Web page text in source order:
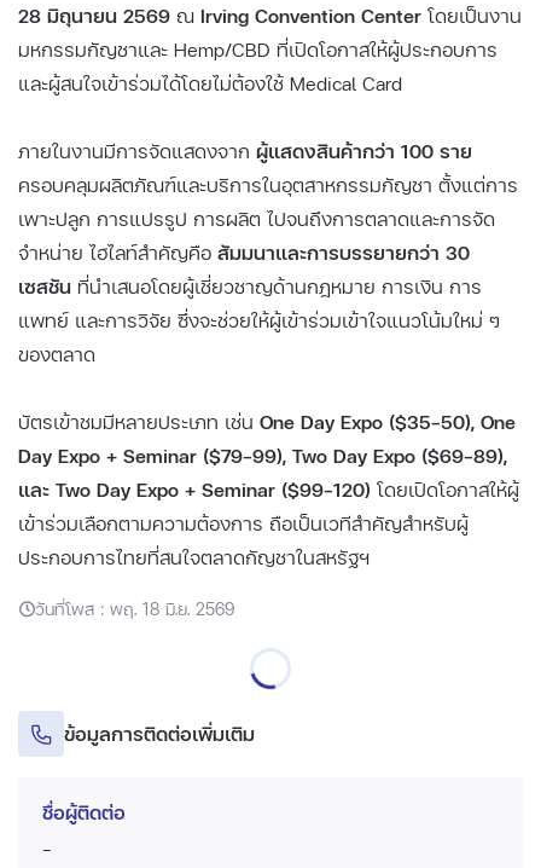
28 มิถุนายน 2569 ณ Irving Convention Center โดยเป็นงาน
มหกรรมกัญชาและ Hemp/CBD ที่เปิดโอกาสให้ผู้ประกอบการ
และผู้สนใจเข้าร่วมได้โดยไม่ต้องใช้ Medical Card
ภายในงานมีการจัดแสดงจาก ผู้แสดงสินค้ากว่า 100 ราย
ครอบคลุมผลิตภัณฑ์และบริการในอุตสาหกรรมกัญชา ตั้งแต่การ
เพาะปลูก การแปรรูป การผลิต ไปจนถึงการตลาดและการจัด
จำหน่าย ไฮไลท์สำคัญคือ สัมมนาและการบรรยายกว่า 30
เซสชัน ที่นำเสนอโดยผู้เชี่ยวชาญด้านกฎหมาย การเงิน การ
แพทย์ และการวิจัย ซึ่งจะช่วยให้ผู้เข้าร่วมเข้าใจแนวโน้มใหม่ ๆ
ของตลาด
บัตรเข้าชมมีหลายประเภท เช่น One Day Expo ($35–50), One
Day Expo + Seminar ($79–99), Two Day Expo ($69–89),
และ Two Day Expo + Seminar ($99–120) โดยเปิดโอกาสให้ผู้
เข้าร่วมเลือกตามความต้องการ ถือเป็นเวทีสำคัญสำหรับผู้
ประกอบการไทยที่สนใจตลาดกัญชาในสหรัฐฯ
วันที่โพส : พฤ. 18 มิ.ย. 2569
ข้อมูลการติดต่อเพิ่มเติม
ชื่อผู้ติดต่อ
-